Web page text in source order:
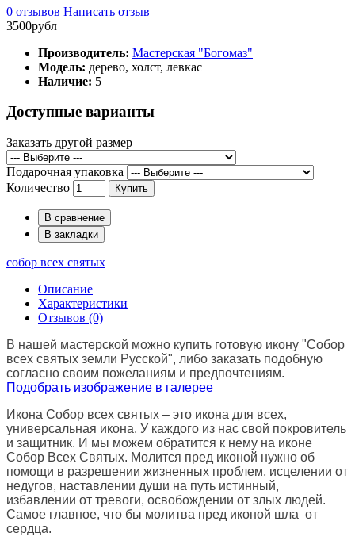
0 отзывов Написать отзыв
3500рубл
Производитель: Мастерская "Богомаз"
Модель: дерево, холст, левкас
Наличие: 5
Доступные варианты
Заказать другой размер
Подарочная упаковка
Количество
Купить
В сравнение
В закладки
собор всех святых
Описание
Характеристики
Отзывов (0)
В нашей мастерской можно купить готовую икону "Собор
всех святых земли Русской", либо заказать подобную
согласно своим пожеланиям и предпочтениям.
Подобрать изображение в галерее
Икона Собор всех святых – это икона для всех,
универсальная икона. У каждого из нас свой покровитель
и защитник. И мы можем обратится к нему на иконе
Собор Всех Святых. Молится пред иконой нужно об
помощи в разрешении жизненных проблем, исцелении от
недугов, наставлении души на путь истинный,
избавлении от тревоги, освобождении от злых людей.
Самое главное, что бы молитва пред иконой шла от
сердца.